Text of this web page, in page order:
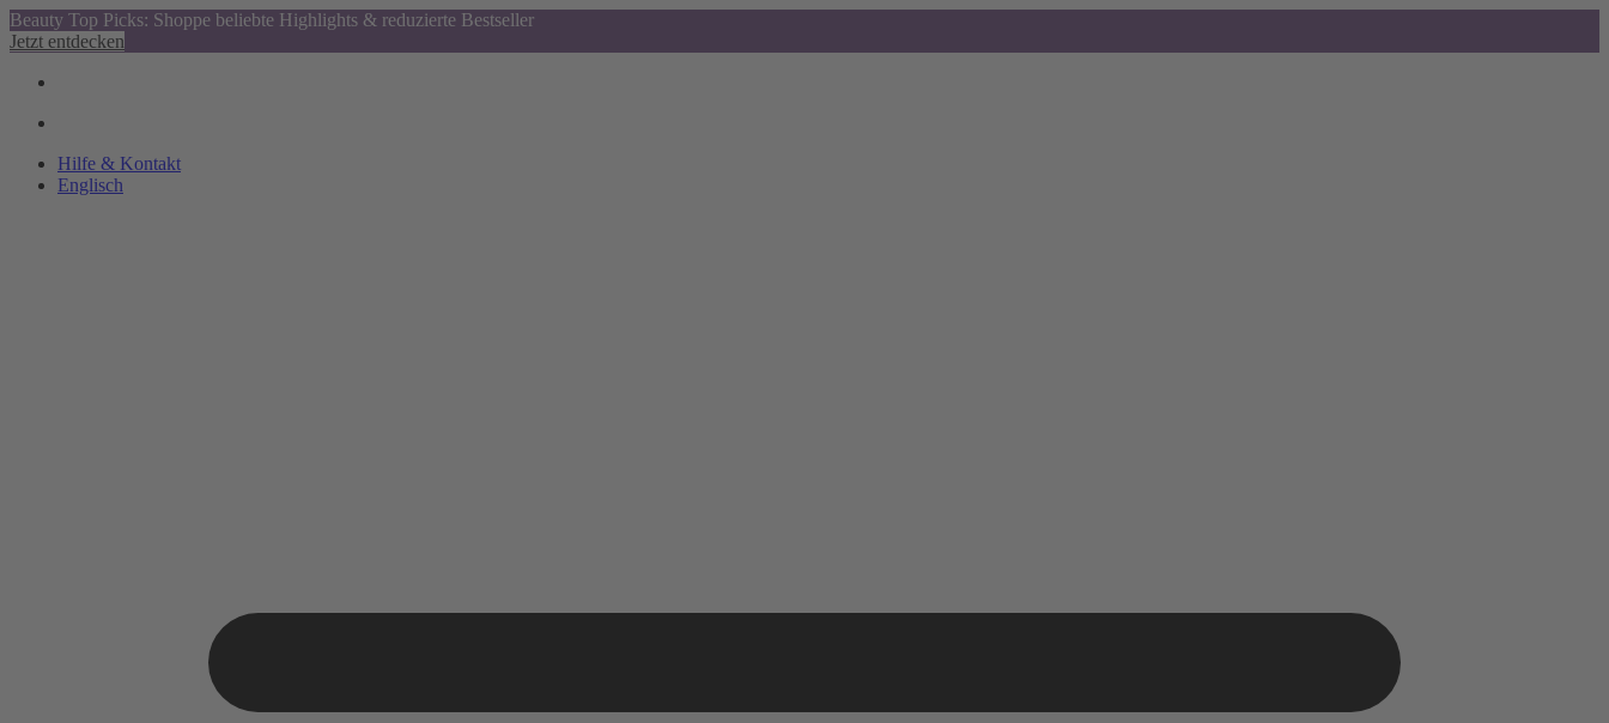
Beauty Top Picks: Shoppe beliebte Highlights & reduzierte Bestseller
Jetzt entdecken
Hilfe & Kontakt
Englisch